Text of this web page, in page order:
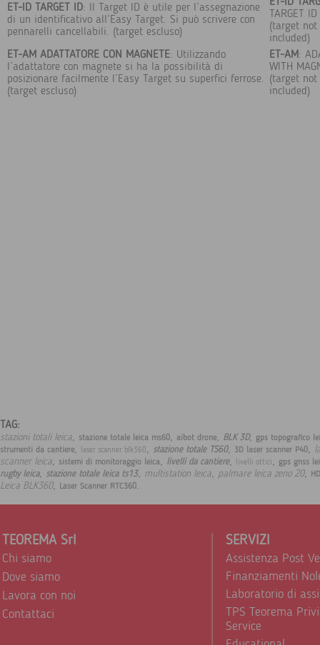
ET-ID
TARGET ID: Il Target ID è utile per l’assegnazione
di un identificativo all’Easy Target. Si può scrivere con
pennarelli cancellabili. (target escluso)
TARGET ID
(target not
included)
ET-AM ADATTATORE CON MAGNETE: Utilizzando
l’adattatore con magnete si ha la possibilità di
posizionare facilmente l’Easy Target su superfici ferrose.
(target escluso)
ET-AM:
WITH
(target not
included)
TAG:
stazioni totali leica, stazione totale leica ms60, aibot drone, BLK 3D, gps topografico
strumenti da cantiere, laser scanner blk360, stazione totale TS60, 3D laser scanner P40,
scanner leica, sistemi di monitoraggio leica, livelli da cantiere, livelli ottici, gps gnss
rugby leica, stazione totale leica ts13, multistation leica, palmare leica zeno 20,
Leica BLK360, Laser Scanner RTC360.
TEOREMA Srl
Chi siamo
Dove siamo
Lavora con noi
Contattaci
SERVIZI
Assistenza Post
Finanziamenti
Laboratorio di
TPS Teorema
Service